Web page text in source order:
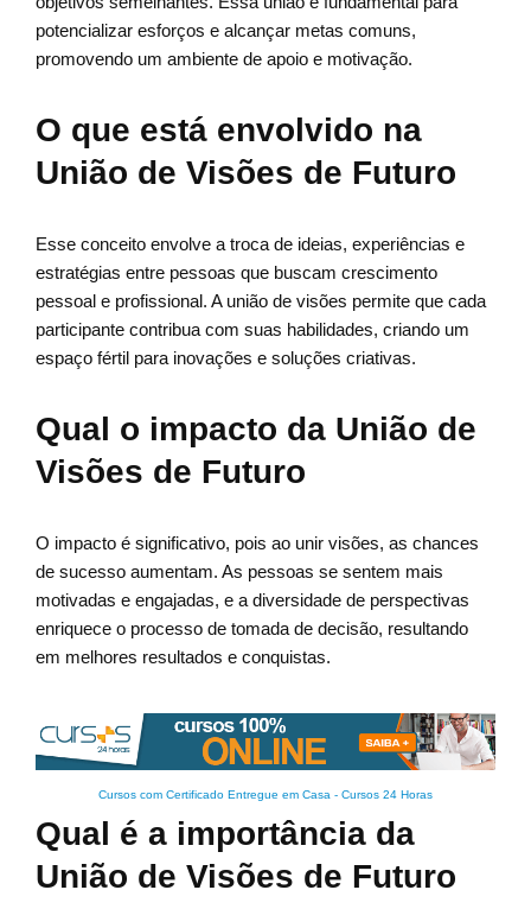
potencializar esforços e alcançar metas comuns,
promovendo um ambiente de apoio e motivação.
O que está envolvido na
União de Visões de Futuro
Esse conceito envolve a troca de ideias, experiências e
estratégias entre pessoas que buscam crescimento
pessoal e profissional. A união de visões permite que cada
participante contribua com suas habilidades, criando um
espaço fértil para inovações e soluções criativas.
Qual o impacto da União de
Visões de Futuro
O impacto é significativo, pois ao unir visões, as chances
de sucesso aumentam. As pessoas se sentem mais
motivadas e engajadas, e a diversidade de perspectivas
enriquece o processo de tomada de decisão, resultando
em melhores resultados e conquistas.
Cursos com Certificado Entregue em Casa - Cursos 24 Horas
Qual é a importância da
União de Visões de Futuro